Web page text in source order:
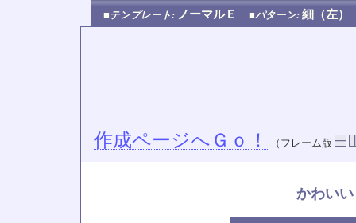
■テンプレート: ノーマルＥ ■パターン: 細（左
作成ページへＧｏ！ （フレーム版
かわい